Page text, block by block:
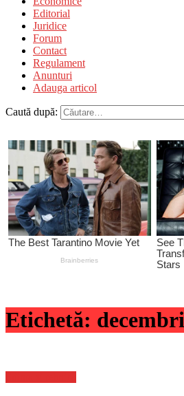
Editorial
Juridice
Forum
Contact
Regulament
Anunturi
Adauga articol
Caută după:
Etichetă: